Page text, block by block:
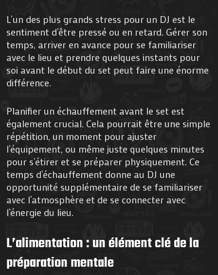
L’un des plus grands stress pour un DJ est le
sentiment d’être pressé ou en retard. Gérer son
temps, arriver en avance pour se familiariser
avec le lieu et prendre quelques instants pour
soi avant le début du set peut faire une énorme
différence.
Planifier un échauffement avant le set est
également crucial. Cela pourrait être une simple
répétition, un moment pour ajuster
l’équipement, ou même juste quelques minutes
pour s’étirer et se préparer physiquement. Ce
temps d’échauffement donne au DJ une
opportunité supplémentaire de se familiariser
avec l’atmosphère et de se connecter avec
l’énergie du lieu.
L’alimentation : un élément clé de la
préparation mentale